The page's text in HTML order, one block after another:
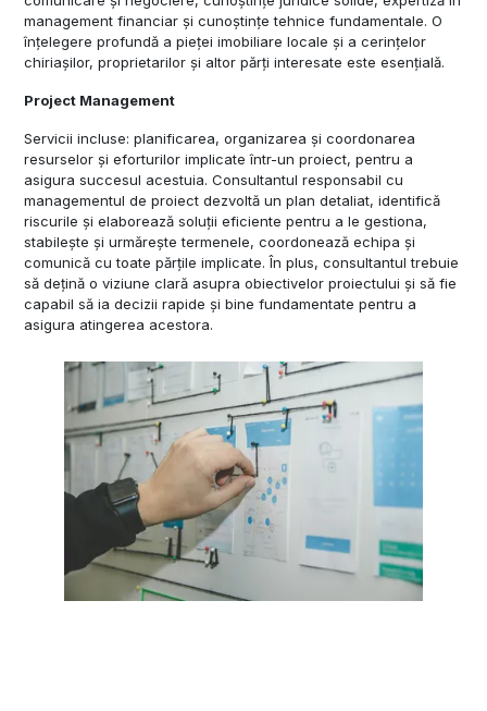
management financiar și cunoștințe tehnice fundamentale. O
înțelegere profundă a pieței imobiliare locale și a cerințelor
chiriașilor, proprietarilor și altor părți interesate este esențială.
Project Management
Servicii incluse: planificarea, organizarea și coordonarea
resurselor și eforturilor implicate într-un proiect, pentru a
asigura succesul acestuia. Consultantul responsabil cu
managementul de proiect dezvoltă un plan detaliat, identifică
riscurile și elaborează soluții eficiente pentru a le gestiona,
stabilește și urmărește termenele, coordonează echipa și
comunică cu toate părțile implicate. În plus, consultantul trebuie
să dețină o viziune clară asupra obiectivelor proiectului și să fie
capabil să ia decizii rapide și bine fundamentate pentru a
asigura atingerea acestora.